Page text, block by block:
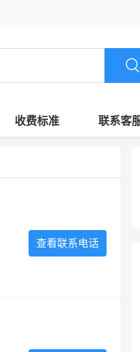
收费标准 联系客
查看联系电话